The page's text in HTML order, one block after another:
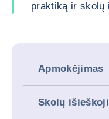
praktiką ir skolų
Apmokėjimas
Skolų